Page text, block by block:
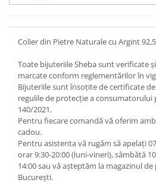
Colier din Pietre Naturale cu Argint
Toate bijuteriile Sheba sunt verificate
marcate conform reglementărilor în
Bijuteriile sunt însoţite de certificate
regulile de protecție a consumatorului
140/2021.
Pentru fiecare comandă vă oferim
cadou.
Pentru asistenta vă rugăm să apelați
orar 9:30-20:00 (luni-vineri), sâmbătă
14:00 sau vă așteptăm la magazinul de
București.